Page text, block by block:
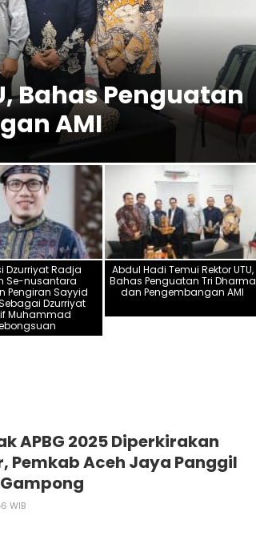
Bahas Penguatan
AMI
Dzurriyat Radja
Se-nusantara
Pengiran Sayyid
Dzurriyat
Muhammad
Abdul Hadi Temui Rektor UTU,
Bahas Penguatan Tri Dharma
dan Pengembangan AMI
APBG 2025 Diperkirakan
Pemkab Aceh Jaya Panggil
WIB